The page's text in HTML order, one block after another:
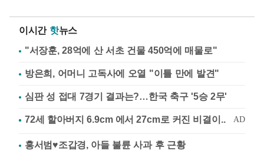
이시간 핫뉴스
"서장훈, 28억에 산 서초 건물 450억에 매물로"
방은희, 어머니 고독사에 오열 "이틀 만에 발견"
심판 성 접대 7경기 결과는?…한국 축구 '5승 2무'
홍서범♥조갑경, 아들 불륜 사과 후 근황